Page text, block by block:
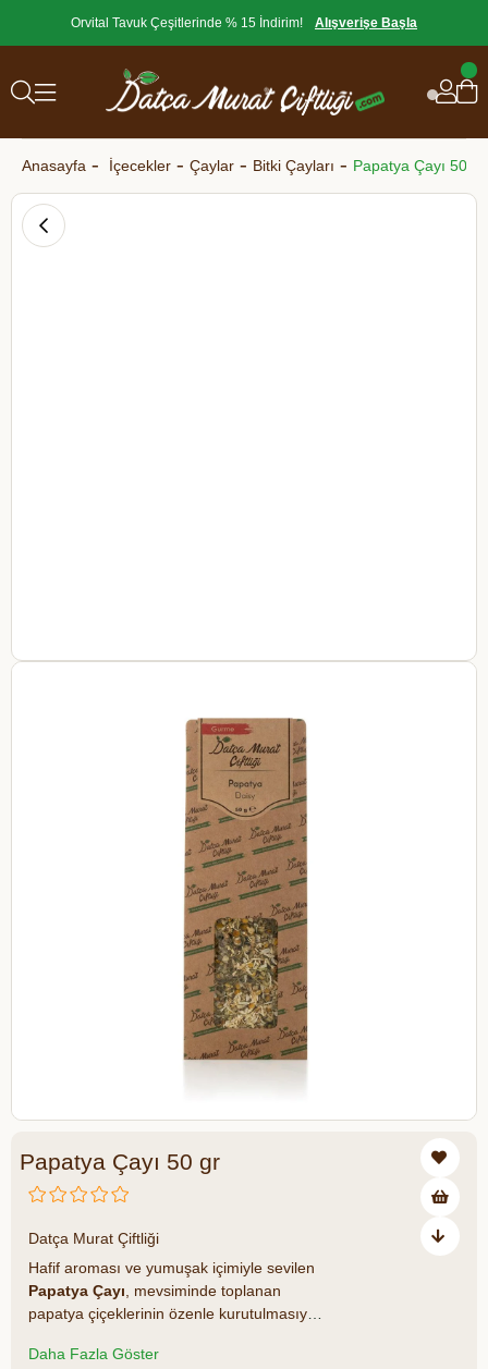
Orvital Tavuk Çeşitlerinde % 15 İndirim! Alışverişe Başla
Anasayfa İçecekler Çaylar Bitki Çayları Papatya Çayı 50 gr
Papatya Çayı 50 gr
Datça Murat Çiftliği
Hafif aroması ve yumuşak içimiyle sevilen
Papatya Çayı , mevsiminde toplanan
papatya çiçeklerinin özenle kurutulmasıyla
günün her anında ferahlatıcı ve
Daha Fazla Göster